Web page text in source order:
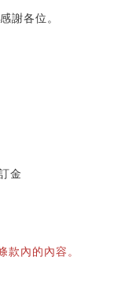
謝各位。
金
內的內容。